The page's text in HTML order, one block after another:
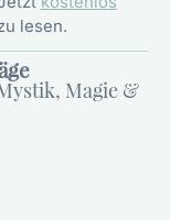
lesen.
Magie &